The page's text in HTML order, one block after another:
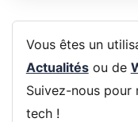
Vous êtes un
Actualitésou de
Suivez-nous pour
tech !